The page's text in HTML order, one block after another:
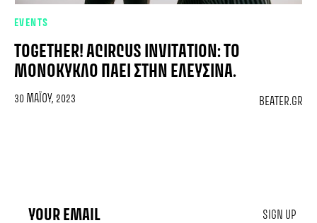
EVENTS
TOGETHER! ACIRCUS INVITATION: ΤΟ
ΜΟΝΟΚΥΚΛΟ ΠΆΕΙ ΣΤΗΝ ΕΛΕΥΣΊΝΑ.
30 ΜΑΪ́ΟΥ, 2023 BEATER.GR
SIGN UP